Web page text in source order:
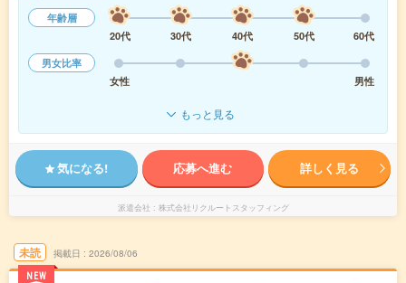
年齢層
20代
30代 40代 50代
60代
男女比率
女性
男性
もっと見る
気になる! 応募へ進む 詳しく見る
派遣会社 株式会社リクルートスタッフィング
未読
NEW
掲載日 2026/08/06